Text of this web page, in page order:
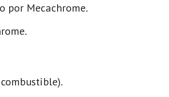
por Mecachrome.